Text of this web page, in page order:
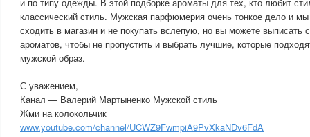
классический стиль. Мужская парфюмерия очень тонкое дело и мы
сходить в магазин и не покупать вслепую, но вы можете выписать
ароматов, чтобы не пропустить и выбрать лучшие, которые
мужской образ.
С уважением,
Канал — Валерий Мартыненко Мужской стиль
Жми на колокольчик
www.youtube.com/channel/UCWZ9FwmpiA9PvXkaNDv6FdA